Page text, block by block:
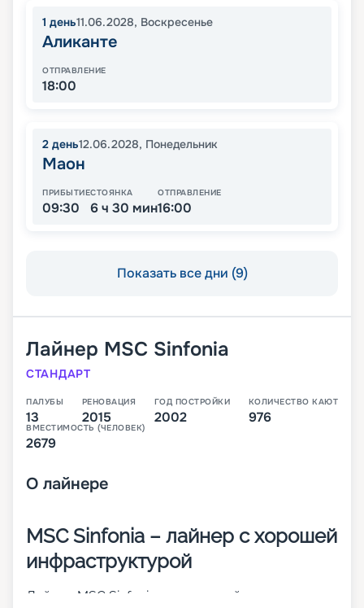
1 день11.06.2028, Воскресенье
Аликанте
ОТПРАВЛЕНИЕ
18:00
2 день12.06.2028, Понедельник
Маон
ПРИБЫТИЕ
09:30
СТОЯНКА
6 ч 30 мин
ОТПРАВЛЕНИЕ
16:00
Показать все дни (9)
Лайнер MSC Sinfonia
СТАНДАРТ
ПАЛУБЫ
13
РЕНОВАЦИЯ
2015
ГОД ПОСТРОЙКИ
2002
КОЛИЧЕСТВО КАЮТ
976
ВМЕСТИМОСТЬ (ЧЕЛОВЕК)
2679
О лайнере
MSC Sinfonia – лайнер с хорошей
инфраструктурой
Лайнер MSC Sinfonia – это второй из круизных